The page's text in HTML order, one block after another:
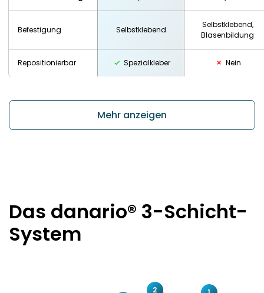
Befestigung Selbstklebend
Selbstklebend,
Blasenbildung
Repositionierbar Spezialkleber Nein
Mehr anzeigen
Das danario® 3-Schicht-
System
2